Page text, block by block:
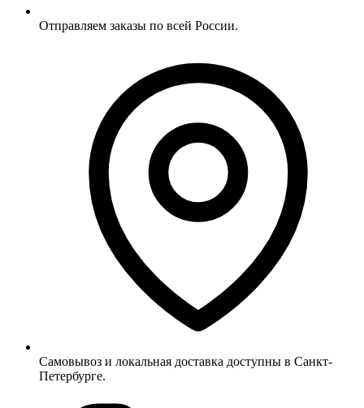
Отправляем заказы по всей России.
Самовывоз и локальная доставка доступны в Санкт-
Петербурге.